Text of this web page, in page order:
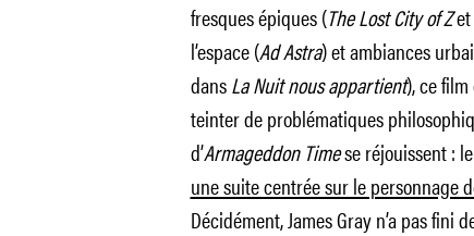
fresques épiques (The Lost City of Zet
l’espace (Ad Astra) et ambiances
dansLa Nuit nous appartient), ce
teinter de problématiques
d’Armageddon Timese réjouissent :
une suite centrée sur le personnage
Décidément, James Gray n’a pas fini